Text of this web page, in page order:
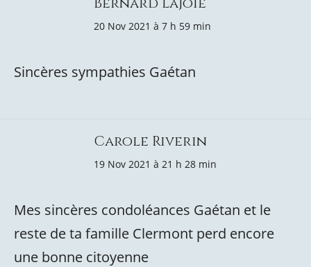
20 Nov 2021 à 7 h 59 min
Sincères sympathies Gaétan
Carole Riverin
19 Nov 2021 à 21 h 28 min
Mes sincères condoléances Gaétan et le
reste de ta famille Clermont perd encore
une bonne citoyenne